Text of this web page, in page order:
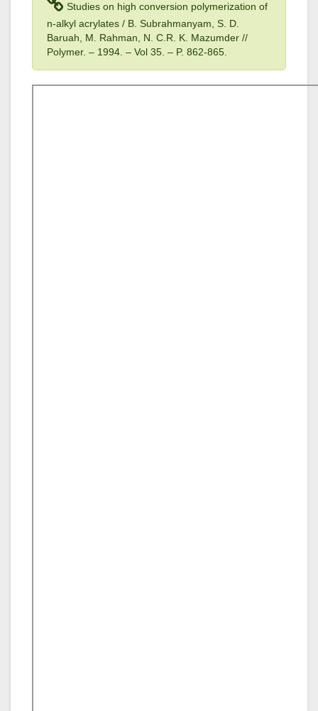
Studies on high conversion polymerization of
n-alkyl acrylates / B. Subrahmanyam, S. D.
Baruah, M. Rahman, N. C.R. K. Mazumder //
Polymer. – 1994 . – Vol 35 . – P. 862-865.